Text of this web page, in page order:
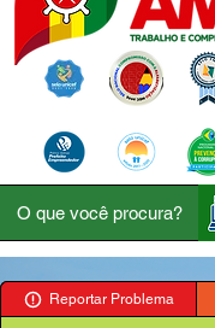
Reportar Problema